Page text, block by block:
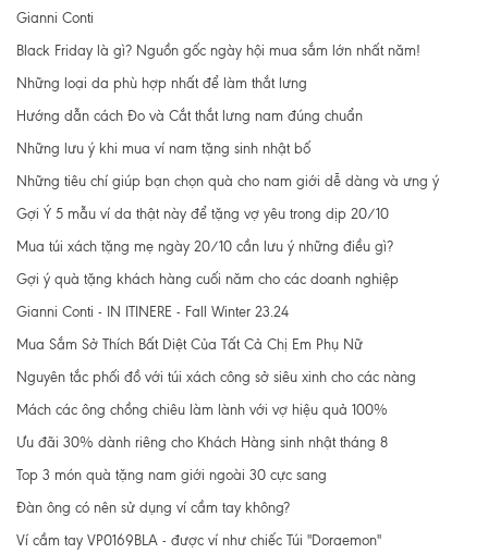
Gianni Conti
Black Friday là gì? Nguồn gốc ngày hội mua sắm lớn nhất năm!
Những loại da phù hợp nhất để làm thắt lưng
Hướng dẫn cách Đo và Cắt thắt lưng nam đúng chuẩn
Những lưu ý khi mua ví nam tặng sinh nhật bố
Những tiêu chí giúp bạn chọn quà cho nam giới dễ dàng và ưng ý
Gợi Ý 5 mẫu ví da thật này để tặng vợ yêu trong dịp 20/10
Mua túi xách tặng mẹ ngày 20/10 cần lưu ý những điều gì?
Gợi ý quà tặng khách hàng cuối năm cho các doanh nghiệp
Gianni Conti - IN ITINERE - Fall Winter 23.24
Mua Sắm Sở Thích Bất Diệt Của Tất Cả Chị Em Phụ Nữ
Nguyên tắc phối đồ với túi xách công sở siêu xinh cho các nàng
Mách các ông chồng chiêu làm lành với vợ hiệu quả 100%
Ưu đãi 30% dành riêng cho Khách Hàng sinh nhật tháng 8
Top 3 món quà tặng nam giới ngoài 30 cực sang
Đàn ông có nên sử dụng ví cầm tay không?
Ví cầm tay VP0169BLA - được ví như chiếc Túi "Doraemon"